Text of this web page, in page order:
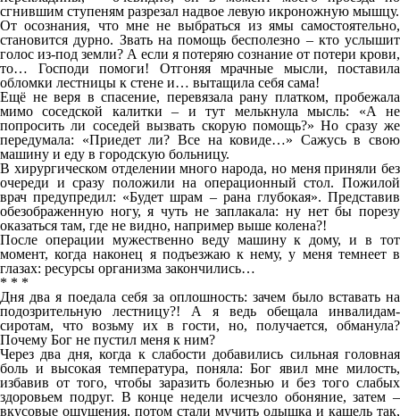
сгнившим ступеням разрезал надвое левую икроножную мышцу.
От осознания, что мне не выбраться из ямы самостоятельно,
становится дурно. Звать на помощь бесполезно – кто услышит
голос из-под земли? А если я потеряю сознание от потери крови,
то… Господи помоги! Отгоняя мрачные мысли, поставила
обломки лестницы к стене и… вытащила себя сама!
Ещё не веря в спасение, перевязала рану платком, пробежала
мимо соседской калитки – и тут мелькнула мысль: «А не
попросить ли соседей вызвать скорую помощь?» Но сразу же
передумала: «Приедет ли? Все на ковиде…» Сажусь в свою
машину и еду в городскую больницу.
В хирургическом отделении много народа, но меня приняли без
очереди и сразу положили на операционный стол. Пожилой
врач предупредил: «Будет шрам – рана глубокая». Представив
обезображенную ногу, я чуть не заплакала: ну нет бы порезу
оказаться там, где не видно, например выше колена?!
После операции мужественно веду машину к дому, и в тот
момент, когда наконец я подъезжаю к нему, у меня темнеет в
глазах: ресурсы организма закончились…
* * *
Дня два я поедала себя за оплошность: зачем было вставать на
подозрительную лестницу?! А я ведь обещала инвалидам-
сиротам, что возьму их в гости, но, получается, обманула?
Почему Бог не пустил меня к ним?
Через два дня, когда к слабости добавились сильная головная
боль и высокая температура, поняла: Бог явил мне милость,
избавив от того, чтобы заразить болезнью и без того слабых
здоровьем подруг. В конце недели исчезло обоняние, затем –
вкусовые ощущения, потом стали мучить одышка и кашель так,